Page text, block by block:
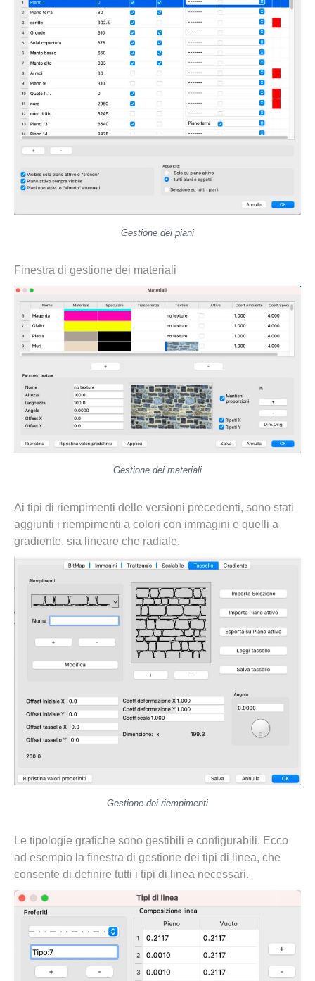
Gestione dei piani
Finestra di gestione dei materiali
Gestione dei materiali
Ai tipi di riempimenti delle versioni precedenti, sono stati
aggiunti i riempimenti a colori con immagini e quelli a
gradiente, sia lineare che radiale.
Gestione dei riempimenti
Le tipologie grafiche sono gestibili e configurabili. Ecco
ad esempio la finestra di gestione dei tipi di linea, che
consente di definire tutti i tipi di linea necessari.